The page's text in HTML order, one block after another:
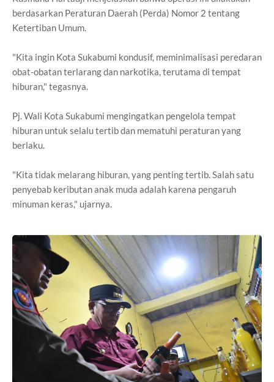
berdasarkan Peraturan Daerah (Perda) Nomor 2 tentang
Ketertiban Umum.
"Kita ingin Kota Sukabumi kondusif, meminimalisasi peredaran
obat-obatan terlarang dan narkotika, terutama di tempat
hiburan," tegasnya.
Pj. Wali Kota Sukabumi mengingatkan pengelola tempat
hiburan untuk selalu tertib dan mematuhi peraturan yang
berlaku.
"Kita tidak melarang hiburan, yang penting tertib. Salah satu
penyebab keributan anak muda adalah karena pengaruh
minuman keras," ujarnya.